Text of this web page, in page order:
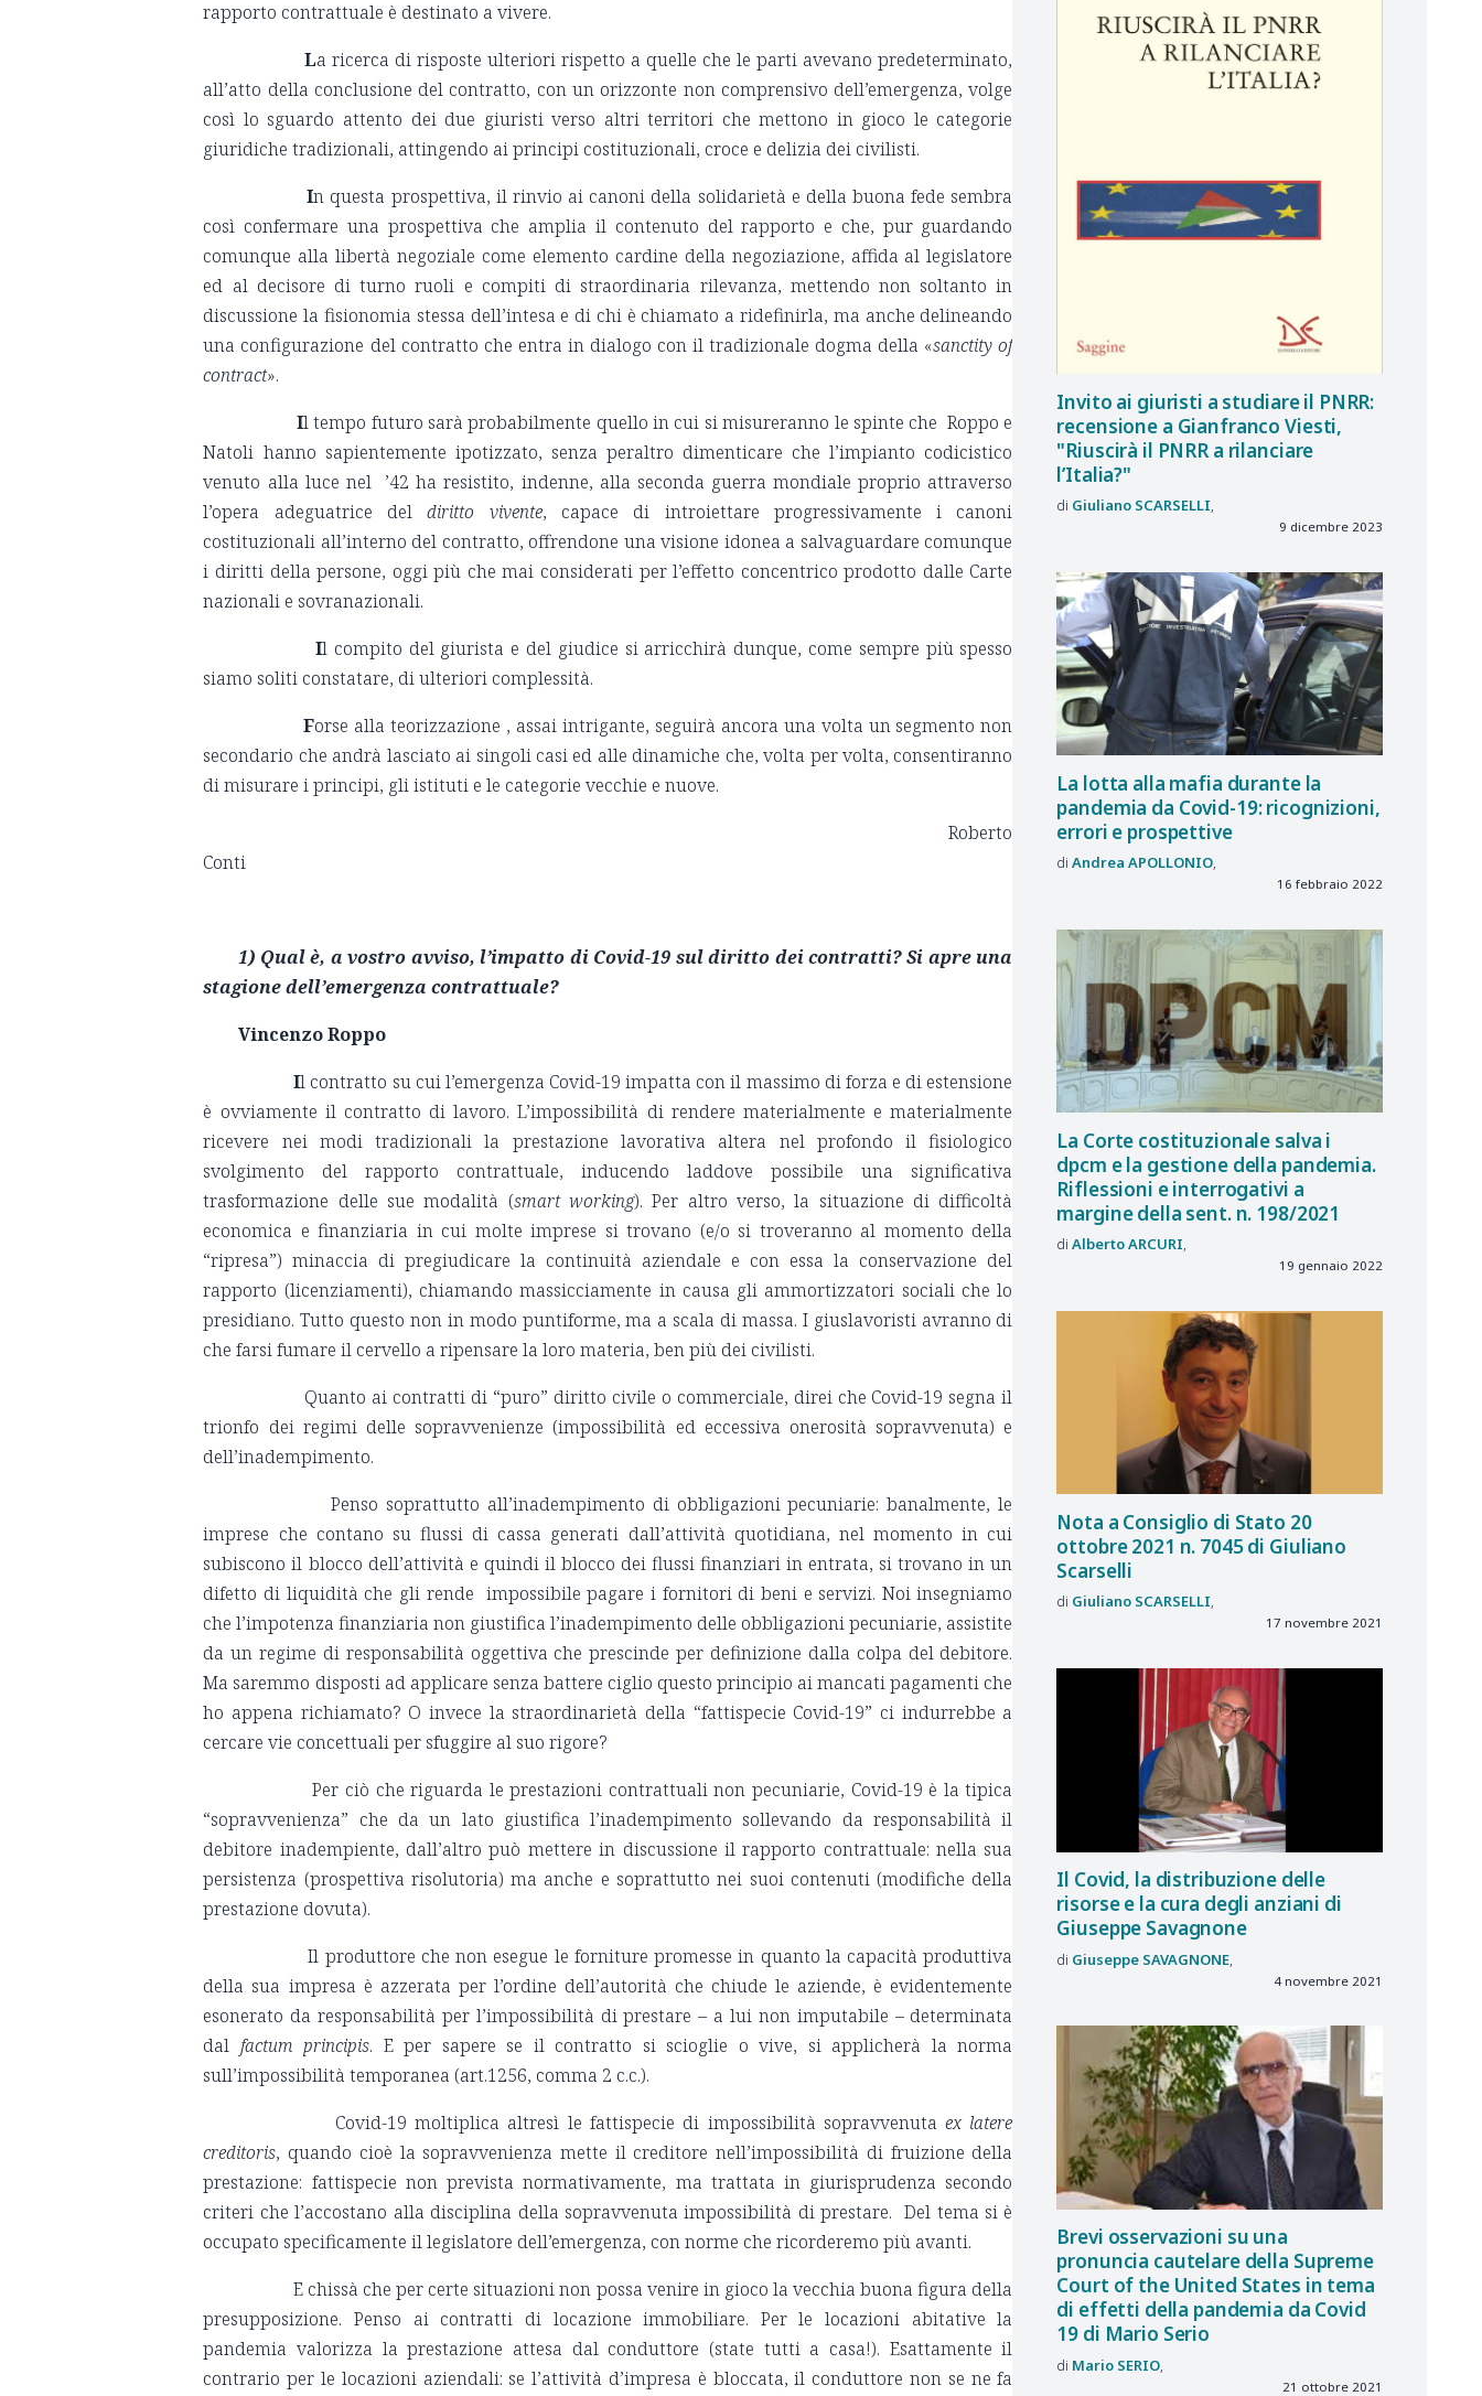
rapporto contrattuale è destinato a vivere.
La ricerca di risposte ulteriori rispetto a quelle che le parti avevano predeterminato,
all’atto della conclusione del contratto, con un orizzonte non comprensivo dell’emergenza, volge
così lo sguardo attento dei due giuristi verso altri territori che mettono in gioco le categorie
giuridiche tradizionali, attingendo ai principi costituzionali, croce e delizia dei civilisti.
In questa prospettiva, il rinvio ai canoni della solidarietà e della buona fede sembra
così confermare una prospettiva che amplia il contenuto del rapporto e che, pur guardando
comunque alla libertà negoziale come elemento cardine della negoziazione, affida al legislatore
ed al decisore di turno ruoli e compiti di straordinaria rilevanza, mettendo non soltanto in
discussione la fisionomia stessa dell’intesa e di chi è chiamato a ridefinirla, ma anche delineando
una configurazione del contratto che entra in dialogo con il tradizionale dogma della «sanctity of
contract».
Il tempo futuro sarà probabilmente quello in cui si misureranno le spinte che Roppo e
Natoli hanno sapientemente ipotizzato, senza peraltro dimenticare che l’impianto codicistico
venuto alla luce nel ’42 ha resistito, indenne, alla seconda guerra mondiale proprio attraverso
l’opera adeguatrice deldiritto vivente, capace di introiettare progressivamente i canoni
costituzionali all’interno del contratto, offrendone una visione idonea a salvaguardare comunque
i diritti della persone, oggi più che mai considerati per l’effetto concentrico prodotto dalle Carte
nazionali e sovranazionali.
Il compito del giurista e del giudice si arricchirà dunque, come sempre più spesso
siamo soliti constatare, di ulteriori complessità.
Forse alla teorizzazione , assai intrigante, seguirà ancora una volta un segmento non
secondario che andrà lasciato ai singoli casi ed alle dinamiche che, volta per volta, consentiranno
di misurare i principi, gli istituti e le categorie vecchie e nuove.
Roberto
Conti
1) Qual è, a vostro avviso, l’impatto di Covid-19 sul diritto dei contratti? Si apre una
stagione dell’emergenza contrattuale?
Vincenzo Roppo
Il contratto su cui l’emergenza Covid-19 impatta con il massimo di forza e di estensione
è ovviamente il contratto di lavoro. L’impossibilità di rendere materialmente e materialmente
ricevere nei modi tradizionali la prestazione lavorativa altera nel profondo il fisiologico
svolgimento del rapporto contrattuale, inducendo laddove possibile una significativa
trasformazione delle sue modalità (smart working). Per altro verso, la situazione di difficoltà
economica e finanziaria in cui molte imprese si trovano (e/o si troveranno al momento della
“ripresa”) minaccia di pregiudicare la continuità aziendale e con essa la conservazione del
rapporto (licenziamenti), chiamando massicciamente in causa gli ammortizzatori sociali che lo
presidiano. Tutto questo non in modo puntiforme, ma a scala di massa. I giuslavoristi avranno di
che farsi fumare il cervello a ripensare la loro materia, ben più dei civilisti.
Quanto ai contratti di “puro” diritto civile o commerciale, direi che Covid-19 segna il
trionfo dei regimi delle sopravvenienze (impossibilità ed eccessiva onerosità sopravvenuta) e
dell’inadempimento.
Penso soprattutto all’inadempimento di obbligazioni pecuniarie: banalmente, le
imprese che contano su flussi di cassa generati dall’attività quotidiana, nel momento in cui
subiscono il blocco dell’attività e quindi il blocco dei flussi finanziari in entrata, si trovano in un
difetto di liquidità che gli rende impossibile pagare i fornitori di beni e servizi. Noi insegniamo
che l’impotenza finanziaria non giustifica l’inadempimento delle obbligazioni pecuniarie, assistite
da un regime di responsabilità oggettiva che prescinde per definizione dalla colpa del debitore.
Ma saremmo disposti ad applicare senza battere ciglio questo principio ai mancati pagamenti che
ho appena richiamato? O invece la straordinarietà della “fattispecie Covid-19” ci indurrebbe a
cercare vie concettuali per sfuggire al suo rigore?
Per ciò che riguarda le prestazioni contrattuali non pecuniarie, Covid-19 è la tipica
“sopravvenienza” che da un lato giustifica l’inadempimento sollevando da responsabilità il
debitore inadempiente, dall’altro può mettere in discussione il rapporto contrattuale: nella sua
persistenza (prospettiva risolutoria) ma anche e soprattutto nei suoi contenuti (modifiche della
prestazione dovuta).
Il produttore che non esegue le forniture promesse in quanto la capacità produttiva
della sua impresa è azzerata per l’ordine dell’autorità che chiude le aziende, è evidentemente
esonerato da responsabilità per l’impossibilità di prestare – a lui non imputabile – determinata
dal factum principis. E per sapere se il contratto si scioglie o vive, si applicherà la norma
sull’impossibilità temporanea (art.1256, comma 2 c.c.).
Covid-19 moltiplica altresì le fattispecie di impossibilità sopravvenutaex latere
creditoris, quando cioè la sopravvenienza mette il creditore nell’impossibilità di fruizione della
prestazione: fattispecie non prevista normativamente, ma trattata in giurisprudenza secondo
criteri che l’accostano alla disciplina della sopravvenuta impossibilità di prestare. Del tema si è
occupato specificamente il legislatore dell’emergenza, con norme che ricorderemo più avanti.
E chissà che per certe situazioni non possa venire in gioco la vecchia buona figura della
presupposizione. Penso ai contratti di locazione immobiliare. Per le locazioni abitative la
pandemia valorizza la prestazione attesa dal conduttore (state tutti a casa!). Esattamente il
contrario per le locazioni aziendali: se l’attività d’impresa è bloccata, il conduttore non se ne fa
Invito ai giuristi a studiare il PNRR:
recensione a Gianfranco Viesti,
"Riuscirà il PNRR a rilanciare
l’Italia?"
Giuliano SCARSELLI
9 dicembre 2023
La lotta alla mafia durante la
pandemia da Covid-19: ricognizioni,
errori e prospettive
Andrea APOLLONIO
16 febbraio 2022
La Corte costituzionale salva i
dpcm e la gestione della pandemia.
Riflessioni e interrogativi a
margine della sent. n. 198/2021
AlbertoARCURI
19 gennaio 2022
Nota a Consiglio di Stato 20
ottobre 2021 n. 7045 di Giuliano
Scarselli
Giuliano SCARSELLI
17 novembre 2021
Il Covid, la distribuzione delle
risorse e la cura degli anziani di
Giuseppe Savagnone
Giuseppe SAVAGNONE
4 novembre 2021
Brevi osservazioni su una
pronuncia cautelare della Supreme
Court of the United States in tema
di effetti della pandemia da Covid
19 di Mario Serio
Mario SERIO
21 ottobre 2021